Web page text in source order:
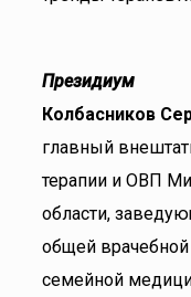
Президиум
Колбасников
главный
терапии и ОВП
области,
общей врачебной
семейной